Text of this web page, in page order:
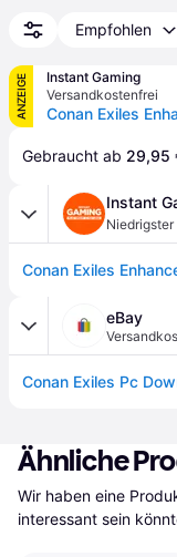
Empfohlen
ANZEIGE
Instant Gaming
Versandkostenfrei
Conan Exiles
Gebraucht ab 29,95
Instant
Niedrigster
Conan Exiles
eBay
Conan Exiles Pc
Ähnliche
Wir haben eine
interessant sein